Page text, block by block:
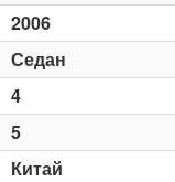
2006
Седан
4
5
Китай